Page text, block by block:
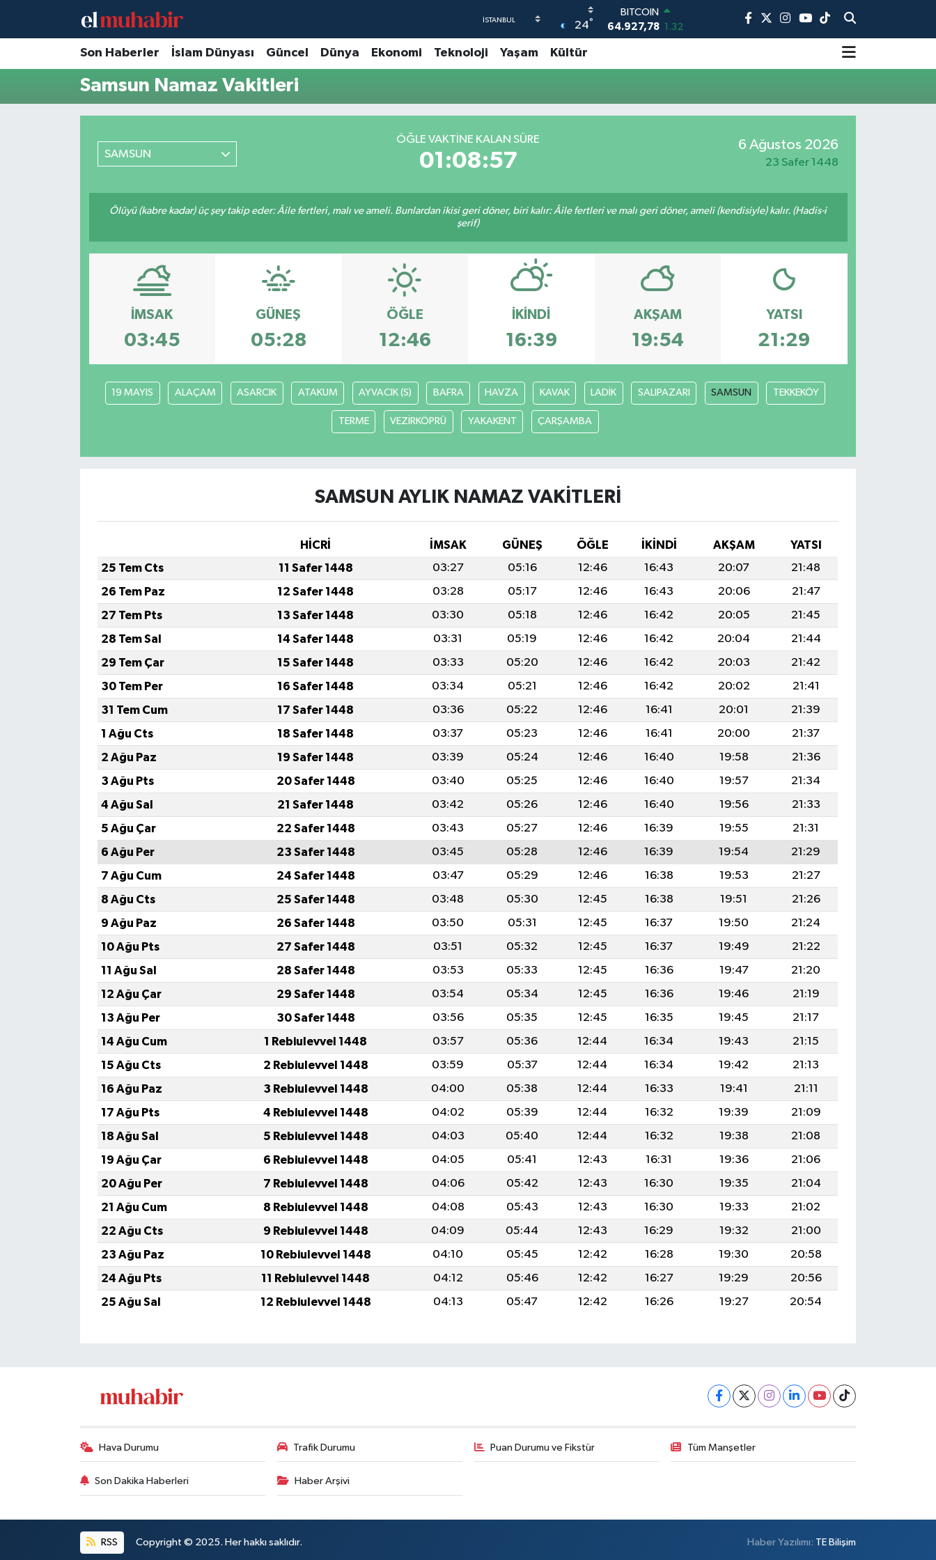
24°
BITCOIN
64.927,78 1.32
DOLAR
EURO
64,1581 0.16
Son Haberler İslam Dünyası Güncel Dünya Ekonomi Teknoloji Yaşam Kültür
Samsun Namaz Vakitleri
SAMSUN
ÖĞLE VAKTINE KALAN SÜRE
01:08:57
6 Ağustos 2026
23 Safer 1448
Ölüyü (kabre kadar) üç şey takip eder: Âile fertleri, malı ve ameli. Bunlardan ikisi geri döner, biri kalır: Âile fertleri ve malı geri döner, ameli (kendisiyle) kalır. (Hadis-i
şerif)
İMSAK
03:45
GÜNEŞ
05:28
ÖĞLE
12:46
İKINDI
16:39
AKŞAM
19:54
YATSI
21:29
19 MAYIS ALAÇAM ASARCIK ATAKUM AYVACIK (S) BAFRA HAVZA KAVAK LADİK SALIPAZARI SAMSUN TEKKEKÖY
TERME VEZİRKÖPRÜ YAKAKENT ÇARŞAMBA
SAMSUN AYLIK NAMAZ VAKITLERI
HİCRİ İMSAK GÜNEŞ ÖĞLE İKINDI AKŞAM
YATSI
25 Tem Cts
11 Safer 1448 03:27 05:16 12:46 16:43 20:07
21:48
26 Tem Paz
12 Safer 1448 03:28 05:17 12:46 16:43 20:06
21:47
27 Tem Pts
13 Safer 1448 03:30 05:18 12:46 16:42 20:05
21:45
28 Tem Sal
14 Safer 1448 03:31 05:19 12:46 16:42 20:04
21:44
29 Tem Çar
15 Safer 1448 03:33 05:20 12:46 16:42 20:03
21:42
30 Tem Per
16 Safer 1448 03:34 05:21 12:46 16:42 20:02
21:41
31 Tem Cum
17 Safer 1448 03:36 05:22 12:46 16:41 20:01
21:39
1 Ağu Cts
18 Safer 1448 03:37 05:23 12:46 16:41 20:00
21:37
2 Ağu Paz
19 Safer 1448 03:39 05:24 12:46 16:40 19:58
21:36
3 Ağu Pts
20 Safer 1448 03:40 05:25 12:46 16:40 19:57
21:34
4 Ağu Sal
21 Safer 1448 03:42 05:26 12:46 16:40 19:56
21:33
5 Ağu Çar
22 Safer 1448 03:43 05:27 12:46 16:39 19:55
21:31
6 Ağu Per
23 Safer 1448 03:45 05:28 12:46 16:39 19:54
21:29
7 Ağu Cum
24 Safer 1448 03:47 05:29 12:46 16:38 19:53
21:27
8 Ağu Cts
25 Safer 1448 03:48 05:30 12:45 16:38 19:51
21:26
9 Ağu Paz
26 Safer 1448 03:50 05:31 12:45 16:37 19:50
21:24
10 Ağu Pts
27 Safer 1448 03:51 05:32 12:45 16:37 19:49
21:22
11 Ağu Sal
28 Safer 1448 03:53 05:33 12:45 16:36 19:47
21:20
12 Ağu Çar
29 Safer 1448 03:54 05:34 12:45 16:36 19:46
21:19
13 Ağu Per
30 Safer 1448 03:56 05:35 12:45 16:35 19:45
21:17
14 Ağu Cum
1 Rebiulevvel 1448 03:57 05:36 12:44 16:34 19:43
21:15
15 Ağu Cts
2 Rebiulevvel 1448 03:59 05:37 12:44 16:34 19:42
21:13
16 Ağu Paz
3 Rebiulevvel 1448 04:00 05:38 12:44 16:33 19:41
21:11
17 Ağu Pts
4 Rebiulevvel 1448 04:02 05:39 12:44 16:32 19:39
21:09
18 Ağu Sal
5 Rebiulevvel 1448 04:03 05:40 12:44 16:32 19:38
21:08
19 Ağu Çar
6 Rebiulevvel 1448 04:05 05:41 12:43 16:31 19:36
21:06
20 Ağu Per
7 Rebiulevvel 1448 04:06 05:42 12:43 16:30 19:35
21:04
21 Ağu Cum
8 Rebiulevvel 1448 04:08 05:43 12:43 16:30 19:33
21:02
22 Ağu Cts
9 Rebiulevvel 1448 04:09 05:44 12:43 16:29 19:32
21:00
23 Ağu Paz
10 Rebiulevvel 1448 04:10 05:45 12:42 16:28 19:30
20:58
24 Ağu Pts
11 Rebiulevvel 1448 04:12 05:46 12:42 16:27 19:29
20:56
25 Ağu Sal
12 Rebiulevvel 1448 04:13 05:47 12:42 16:26 19:27 20:54
Hava Durumu Trafik Durumu Puan Durumu ve Fikstür Tüm Manşetler
Son Dakika Haberleri Haber Arşivi
RSS Copyright © 2025. Her hakkı saklıdır. Haber Yazılımı: TE Bilişim
Hava Durumu
Trafik Durumu
Tüm Manşetler
Son Dakika Haberleri